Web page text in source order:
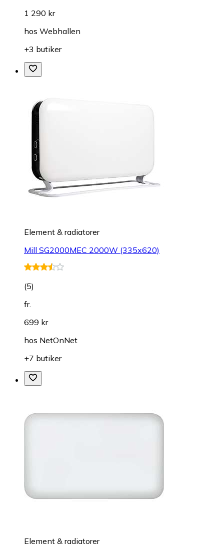
1 290 kr
hos Webhallen
+3 butiker
Element & radiatorer
Mill SG2000MEC 2000W (335x620)
(5)
fr.
699 kr
hos NetOnNet
+7 butiker
Element & radiatorer